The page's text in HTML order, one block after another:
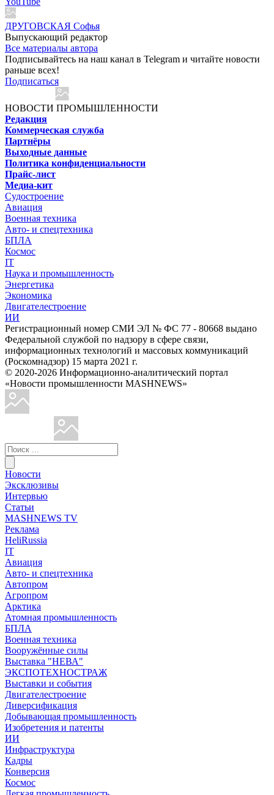
ДРУГОВСКАЯ Софья
Выпускающий редактор
Все материалы автора
Подписывайтесь на наш канал в Telegram и читайте новости
раньше всех!
Подписаться
НОВОСТИ ПРОМЫШЛЕННОСТИ
Редакция
Коммерческая служба
Партнёры
Выходные данные
Политика конфиденциальности
Прайс-лист
Медиа-кит
Судостроение
Авиация
Военная техника
Авто- и спецтехника
БПЛА
Космос
IT
Наука и промышленность
Энергетика
Экономика
Двигателестроение
ИИ
Регистрационный номер СМИ ЭЛ № ФС 77 - 80668 выдано
Федеральной службой по надзору в сфере связи,
информационных технологий и массовых коммуникаций
(Роскомнадзор) 15 марта 2021 г.
© 2020-2026 Информационно-аналитический портал
«Новости промышленности MASHNEWS»
Новости
Эксклюзивы
Интервью
Статьи
MASHNEWS TV
Реклама
HeliRussia
IT
Авиация
Авто- и спецтехника
Автопром
Агропром
Арктика
Атомная промышленность
БПЛА
Военная техника
Вооружённые силы
Выставка "НЕВА"
ЭКСПОТЕХНОСТРАЖ
Выставки и события
Двигателестроение
Диверсификация
Добывающая промышленность
Изобретения и патенты
ИИ
Инфраструктура
Кадры
Конверсия
Космос